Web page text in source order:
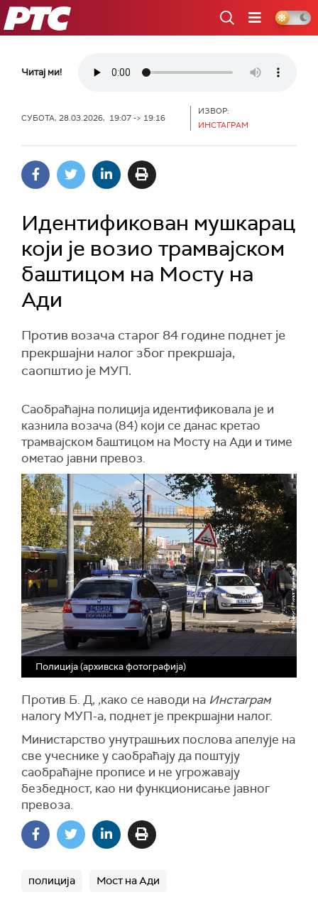
РТС
Читај ми!
СУБОТА, 28.03.2026, 19:07 -> 19:16
ИЗВОР:
ИНСТАГРАМ
Идентификован мушкарац
који је возио трамвајском
баштицом на Мосту на
Ади
Против возача старог 84 године поднет је
прекршајни налог због прекршаја,
саопштио је МУП.
Саобраћајна полиција идентификовала је и
казнила возача (84) који се данас кретао
трамвајском баштицом на Мосту на Ади и тиме
ометао јавни превоз.
Полиција (архивска фотографија)
Против Б. Д, ,како се наводи на Инстаграм
налогу МУП-а, поднет је прекршајни налог.
Министарство унутрашњих послова апелује на
све учеснике у саобраћају да поштују
саобраћајне прописе и не угрожавају
безбедност, као ни функционисање јавног
превоза.
полиција Мост на Ади